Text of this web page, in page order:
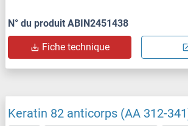
N° du produit ABIN2451438
Fiche technique
Keratin 82 anticorps (AA 312-